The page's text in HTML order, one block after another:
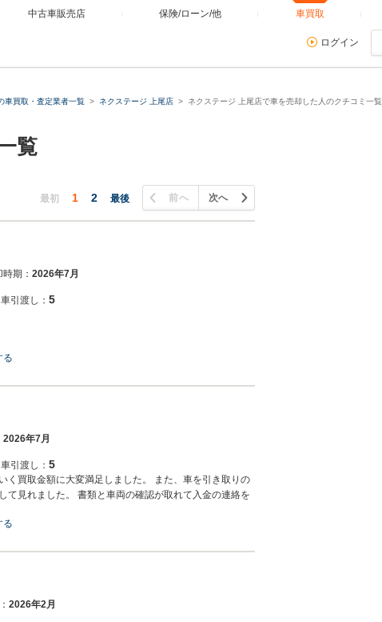
中古車販売店 保険/ローン/他 車買取
ログイン
車買取・査定業者一覧 ネクステージ 上尾店 ネクステージ 上尾店で車を売却した人のクチコミ一覧
覧
最初 1 2 最後 前へ 次へ
期： 2026年7月
車引渡し： 5
る
2026年7月
車引渡し： 5
く買取金額に大変満足しました。 また、車を引き取りの
て見れました。 書類と車両の確認が取れて入金の連絡を
る
2026年2月